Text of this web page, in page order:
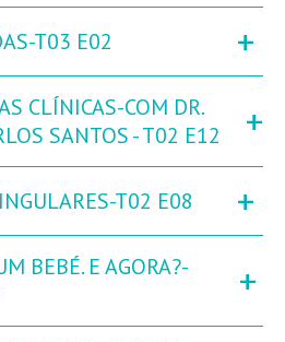
T03 E02 +
CLÍNICAS-COM DR.
SANTOS - T02 E12
+
T02 E08 +
BEBÉ. E AGORA?-
+